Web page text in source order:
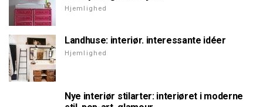
Hjemlighed
Landhuse: interiør. interessante idéer
Hjemlighed
Nye interiør stilarter: interiøret i moderne